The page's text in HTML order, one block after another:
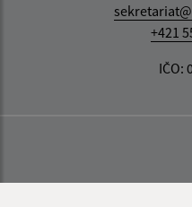
+421
IČO: